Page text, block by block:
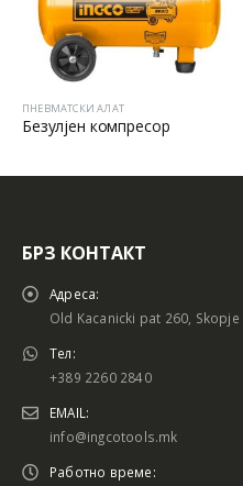
ПНЕВМАТСКИ АЛАТ
Безулјен компресор
БРЗ КОНТАКТ
Адреса:
Old Kacanicki pat 260, Skopje
Тел:
+389 2260 2840
EMAIL:
info@ingcotools.mk
Работно време: